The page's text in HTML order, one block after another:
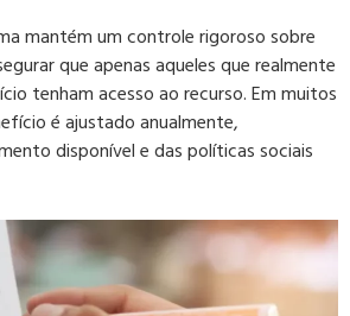
mantém um controle rigoroso sobre
que apenas aqueles que realmente
tenham acesso ao recurso. Em muitos
é ajustado anualmente,
disponível e das políticas sociais